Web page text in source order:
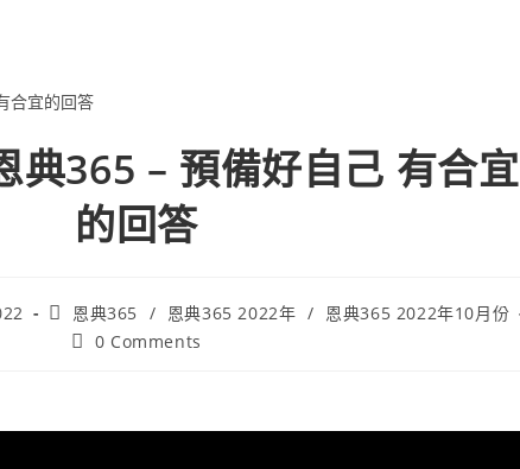
典365 – 預備好自己 有合宜
的回答
恩典365 / 恩典365 2022年 /
恩典365 2022年10月份
0 Comments